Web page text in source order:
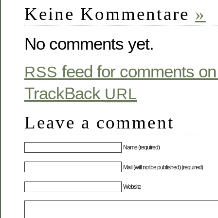
Keine Kommentare »
No comments yet.
RSS feed for comments
TrackBack URL
Leave a comment
Name (required)
Mail (will not be published) (required)
Website